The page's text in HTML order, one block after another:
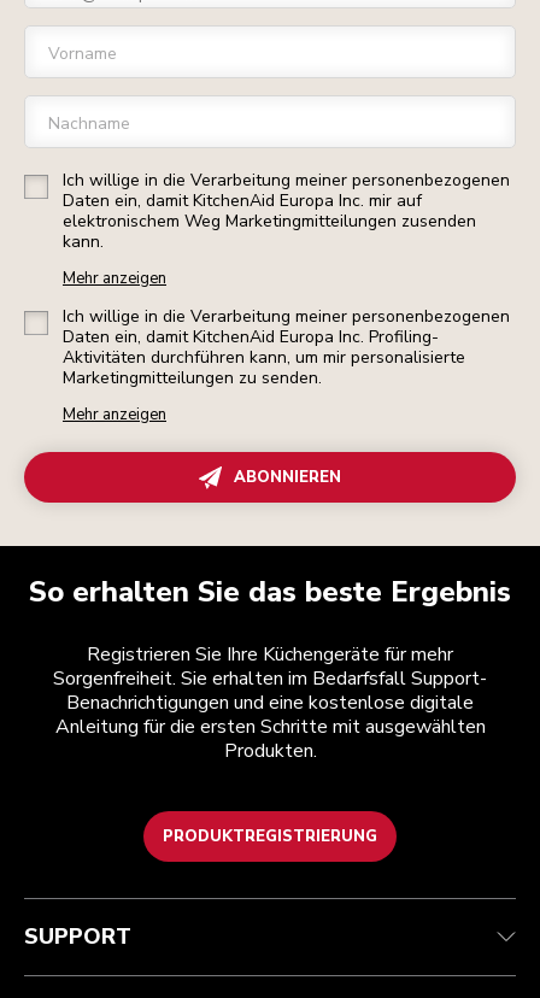
Vorname
Nachname
Ich willige in die Verarbeitung meiner personenbezogenen
Daten ein, damit KitchenAid Europa Inc. mir auf
elektronischem Weg Marketingmitteilungen zusenden
kann.
Mehr anzeigen
Ich willige in die Verarbeitung meiner personenbezogenen
Daten ein, damit KitchenAid Europa Inc. Profiling-
Aktivitäten durchführen kann, um mir personalisierte
Marketingmitteilungen zu senden.
Mehr anzeigen
ABONNIEREN
So erhalten Sie das beste Ergebnis
Registrieren Sie Ihre Küchengeräte für mehr
Sorgenfreiheit. Sie erhalten im Bedarfsfall Support-
Benachrichtigungen und eine kostenlose digitale
Anleitung für die ersten Schritte mit ausgewählten
Produkten.
PRODUKTREGISTRIERUNG
Health Check
Verfolgen Sie Ihre Bestellung
Garantie und Dokumente
Häufig gestellte fragen
Teilnahmebedingungen
Rückgaben und Erstattungen
Impressum
ODR
Die Marke
Händlersuche
SUPPORT